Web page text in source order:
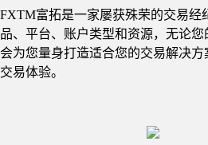
FXTM富拓是一家屡获殊荣的交易经
品、平台、账户类型和资源，无论
会为您量身打造适合您的交易解决
交易体验。